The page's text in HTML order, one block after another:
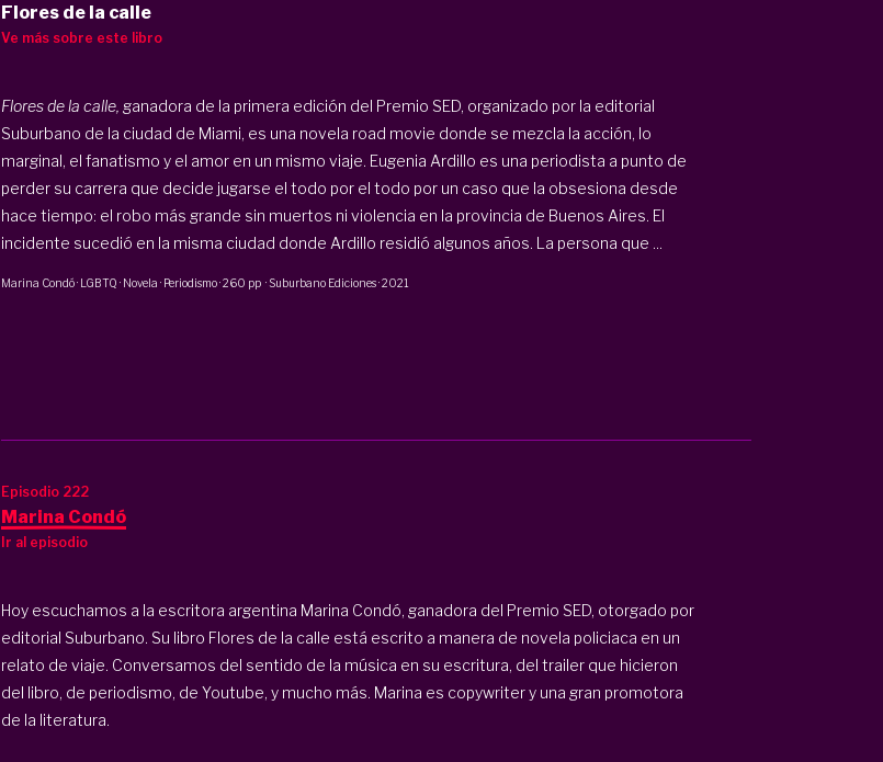
Flores de la calle
Ve más sobre este libro
Flores de la calle, ganadora de la primera edición del Premio SED, organizado por la editorial
Suburbano de la ciudad de Miami, es una novela road movie donde se mezcla la acción, lo
marginal, el fanatismo y el amor en un mismo viaje. Eugenia Ardillo es una periodista a punto de
perder su carrera que decide jugarse el todo por el todo por un caso que la obsesiona desde
hace tiempo: el robo más grande sin muertos ni violencia en la provincia de Buenos Aires. El
incidente sucedió en la misma ciudad donde Ardillo residió algunos años. La persona que ...
Marina Condó · LGBTQ · Novela · Periodismo·260 pp·Suburbano Ediciones ·2021
Episodio 222
Marina Condó
Ir al episodio
Hoy escuchamos a la escritora argentina Marina Condó, ganadora del Premio SED, otorgado por
editorial Suburbano. Su libro Flores de la calle está escrito a manera de novela policiaca en un
relato de viaje. Conversamos del sentido de la música en su escritura, del trailer que hicieron
del libro, de periodismo, de Youtube, y mucho más. Marina es copywriter y una gran promotora
de la literatura.